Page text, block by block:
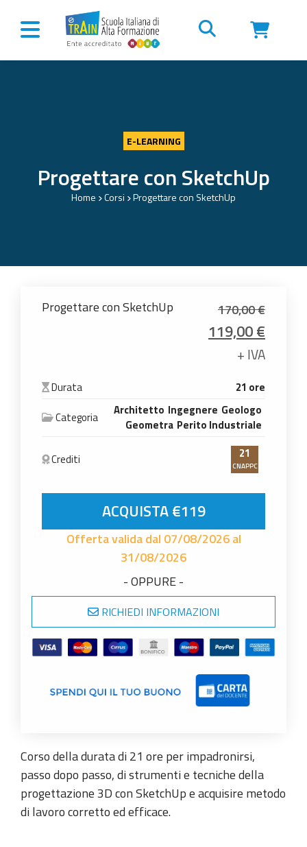
Vai al contenuto
E-LEARNING
Progettare con SketchUp
Home Corsi Progettare con SketchUp
Progettare con SketchUp 170,00€
Il prezzo
119,00€Il
+ IVA
Durata
21 ore
Categoria
Architetto Ingegnere Geologo
Geometra Perito Industriale
Crediti 21
CNAPPC
Progettare con SketchUp quantità
ACQUISTA €119
Offerta valida dal 07/08/2026 al
31/08/2026
- OPPURE -
RICHIEDI INFORMAZIONI
Corso della durata di 21 ore per impadronirsi,
passo dopo passo, di strumenti e tecniche della
progettazione 3D con SketchUp e acquisire metodo
di lavoro corretto ed efficace.